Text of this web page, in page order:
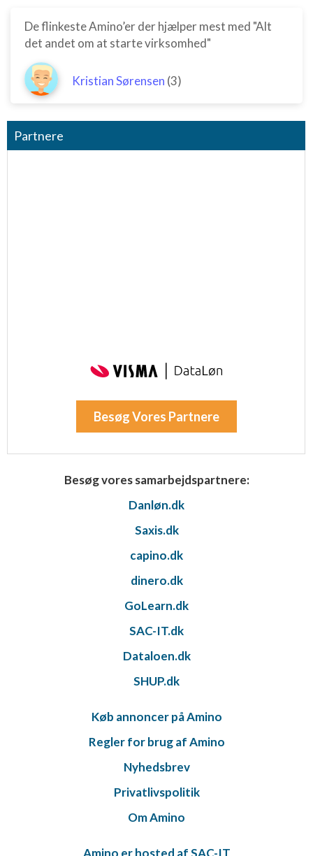
De flinkeste Amino’er der hjælper mest med "Alt
det andet om at starte virksomhed"
Kristian Sørensen (3)
Partnere
Besøg Vores Partnere
Besøg vores samarbejdspartnere:
Danløn.dk
Saxis.dk
capino.dk
dinero.dk
GoLearn.dk
SAC-IT.dk
Dataloen.dk
SHUP.dk
Køb annoncer på Amino
Regler for brug af Amino
Nyhedsbrev
Privatlivspolitik
Om Amino
Amino er hosted af SAC-IT